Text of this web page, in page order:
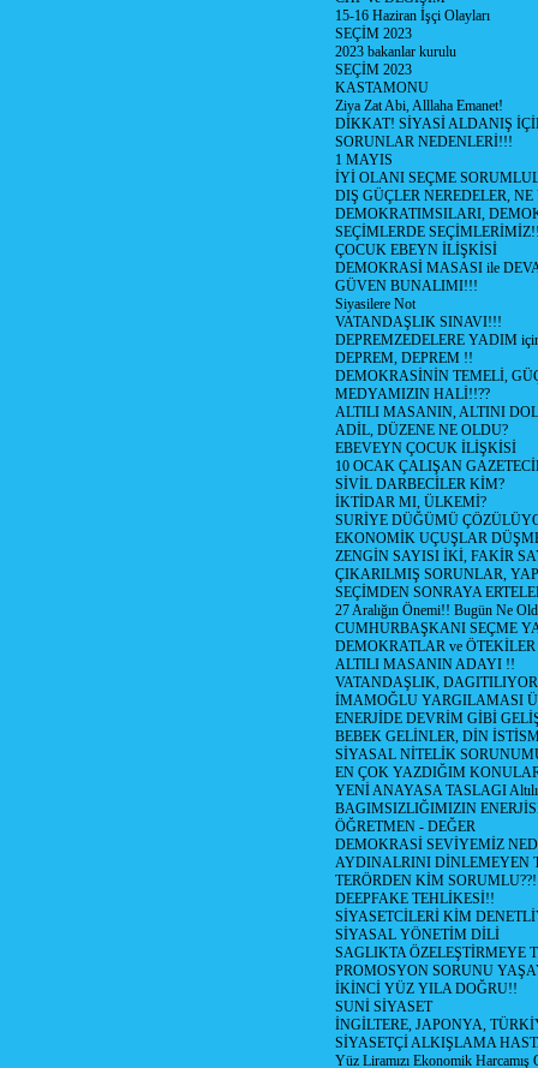
15-16 Haziran İşçi Olayları
SEÇİM 2023
2023 bakanlar kurulu
SEÇİM 2023
KASTAMONU
Ziya Zat Abi, Alllaha Emanet!
DİKKAT! SİYASİ ALDANIŞ
SORUNLAR NEDENLERİ!!!
1 MAYIS
İYİ OLANI SEÇME
DIŞ GÜÇLER NEREDELER,
DEMOKRATIMSILARI,
SEÇİMLERDE
ÇOCUK EBEYN İLİŞKİSİ
DEMOKRASİ MASASI ile
GÜVEN BUNALIMI!!!
Siyasilere Not
VATANDAŞLIK SINAVI!!!
DEPREMZEDELERE YADIM
DEPREM, DEPREM !!
DEMOKRASİNİN TEMELİ,
MEDYAMIZIN HALİ!!??
ALTILI MASANIN, ALTINI
ADİL, DÜZENE NE OLDU?
EBEVEYN ÇOCUK İLİŞKİSİ
10 OCAK ÇALIŞAN
SİVİL DARBECİLER KİM?
İKTİDAR MI, ÜLKEMİ?
SURİYE DÜĞÜMÜ
EKONOMİK UÇUŞLAR
ZENGİN SAYISI İKİ, FAKİR
ÇIKARILMIŞ SORUNLAR,
SEÇİMDEN SONRAYA
27 Aralığın Önemi!! Bugün Ne
CUMHURBAŞKANI SEÇME
DEMOKRATLAR ve ÖTEKİLER
ALTILI MASANIN ADAYI !!
VATANDAŞLIK,
İMAMOĞLU YARGILAMASI
ENERJİDE DEVRİM GİBİ
BEBEK GELİNLER, DİN
SİYASAL NİTELİK
EN ÇOK YAZDIĞIM
YENİ ANAYASA TASLAGI Altılı
BAGIMSIZLIĞIMIZIN
ÖĞRETMEN - DEĞER
DEMOKRASİ SEVİYEMİZ
AYDINALRINI DİNLEMEYEN
TERÖRDEN KİM
DEEPFAKE TEHLİKESİ!!
SİYASETCİLERİ KİM
SİYASAL YÖNETİM DİLİ
SAGLIKTA ÖZELEŞTİRMEYE
PROMOSYON SORUNU
İKİNCİ YÜZ YILA DOĞRU!!
SUNİ SİYASET
İNGİLTERE, JAPONYA,
SİYASETÇİ ALKIŞLAMA
Yüz Liramızı Ekonomik Harcamış